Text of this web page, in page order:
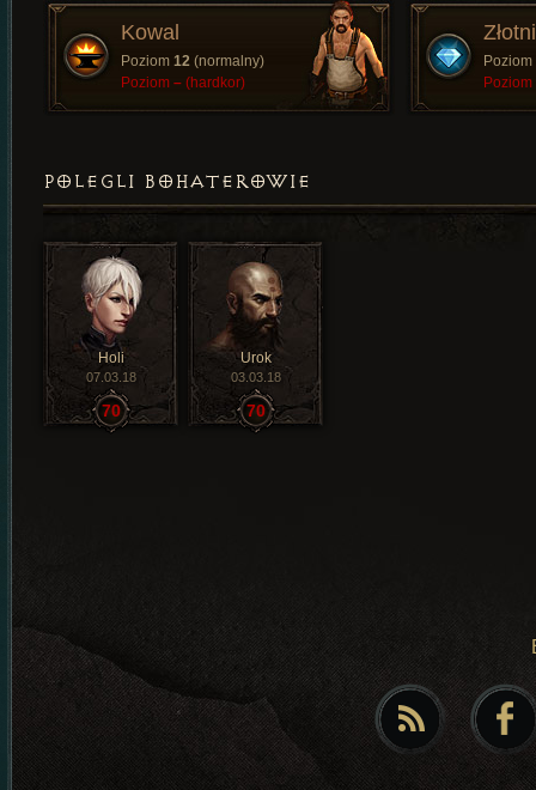
Kowal
Poziom 12 (normalny)
Poziom – (hardkor)
Poziom
Poziom
POLEGLI BOHATEROWIE
Holi
07.03.18
70
Urok
03.03.18
70